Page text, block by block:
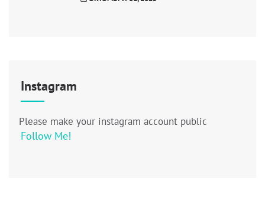
Instagram
Please make your instagram account public
Follow Me!